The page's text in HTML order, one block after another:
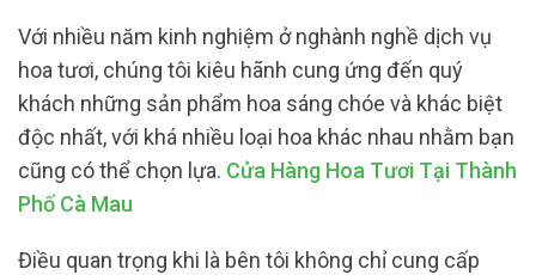
Với nhiều năm kinh nghiệm ở nghành nghề dịch vụ
hoa tươi, chúng tôi kiêu hãnh cung ứng đến quý
khách những sản phẩm hoa sáng chóe và khác biệt
độc nhất, với khá nhiều loại hoa khác nhau nhằm bạn
cũng có thể chọn lựa. Cửa Hàng Hoa Tươi Tại Thành
Phố Cà Mau
Điều quan trọng khi là bên tôi không chỉ cung cấp